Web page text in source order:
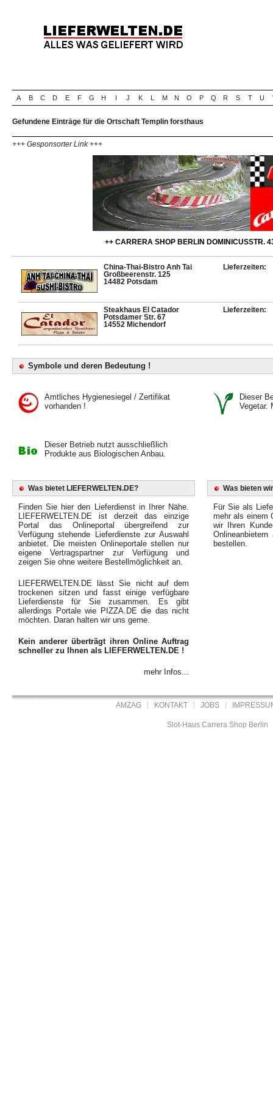
A B C D E F G H I J K L M N O P Q R S T U
Gefundene Einträge für die Ortschaft Templin forsthaus
+++ Gesponsorter Link +++
++ CARRERA SHOP BERLIN DOMINICUSSTR.
China-Thai-Bistro Anh Tai
Großbeerenstr. 125
14482 Potsdam
Lieferzeiten:
Steakhaus El Catador
Potsdamer Str. 67
14552 Michendorf
Lieferzeiten:
Symbole und deren Bedeutung !
Amtliches Hygienesiegel / Zertifikat
vorhanden !
Dieser
Vegetar.
Dieser Betrieb nutzt ausschließlich
Produkte aus Biologischen Anbau.
Was bietet LIEFERWELTEN.DE?
Finden Sie hier den Lieferdienst in Ihrer Nähe.
LIEFERWELTEN.DE ist derzeit das einzige
Portal das Onlineportal übergreifend zur
Verfügung stehende Lieferdienste zur Auswahl
anbietet. Die meisten Onlineportale stellen nur
eigene Vertragspartner zur Verfügung und
zeigen Sie ohne weitere Bestellmöglichkeit an.
LIEFERWELTEN.DE lässt Sie nicht auf dem
trockenen sitzen und fasst einige verfügbare
Lieferdienste für Sie zusammen. Es gibt
allerdings Portale wie PIZZA.DE die das nicht
möchten. Daran halten wir uns gerne.
Kein anderer überträgt ihren Online Auftrag
schneller zu Ihnen als LIEFERWELTEN.DE !
mehr Infos...
Was bieten
Für Sie als
mehr als einem
wir Ihren
bestellen.
AMZAG KONTAKT JOBS
Slot-Haus Carrera Shop Berlin